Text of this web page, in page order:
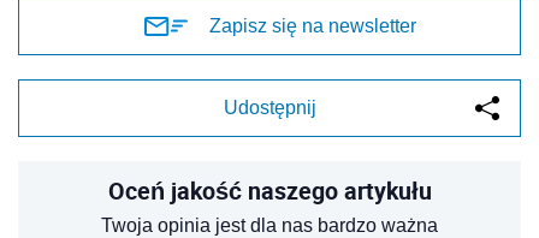
Zapisz się na newsletter
Udostępnij
Oceń jakość naszego artykułu
Twoja opinia jest dla nas bardzo ważna